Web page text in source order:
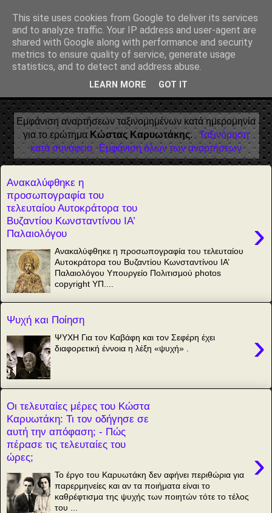
Αέναη επΑνάσταση
• Επιστήμη • Ψυχολογία • Λογοτεχνία • Τέχνες • Θεολογία •
Φιλοσοφία • Στοχασμοί... για τη μνήμη, τον άνθρωπο και το
Φως
Εμφάνιση αναρτήσεων ταξινομημένων κατά ημερομηνία
για το ερώτημα Κώστας Καρυωτάκης.
Ταξινόμηση
κατά συνάφεια
Εμφάνιση όλων των αναρτήσεων
Ανακαλύφθηκε η
προσωπογραφία του
τελευταίου Αυτοκράτορα του
Βυζαντίου Κωνσταντίνου ΙΑ’
Παλαιολόγου
›
Ανακαλύφθηκε η προσωπογραφία του τελευταίου
Αυτοκράτορα του Βυζαντίου Κωνσταντίνου ΙΑ’
Παλαιολόγου Υπουργείο Πολιτισμού photos
copyright ΥΠ....
Ψυχή και Ποίηση
›
ΨΥΧΗ Για τον Καβάφη και τον Σεφέρη έχει
διαφορετική έννοια η λέξη «ψυχή» .
Οι τελευταίες μέρες του Κώστα
Καρυωτάκη: Τι τον οδήγησε σε
αυτή την απόφαση; - Πώς
πέρασε τις τελευταίες του
ώρες;
›
Το έργο του Καρυωτάκη δεν αφήνει περιθώρια για
παρερμηνείες και αν τα ποιήματα είναι το
καθρέφτισμα της ψυχής των ποιητών τότε το τέλος
του ...
This site uses cookies from Google to deliver its services
and to analyze traffic. Your IP address and user-agent are
shared with Google along with performance and security
metrics to ensure quality of service, generate usage
statistics, and to detect and address abuse.
LEARN MORE GOT IT